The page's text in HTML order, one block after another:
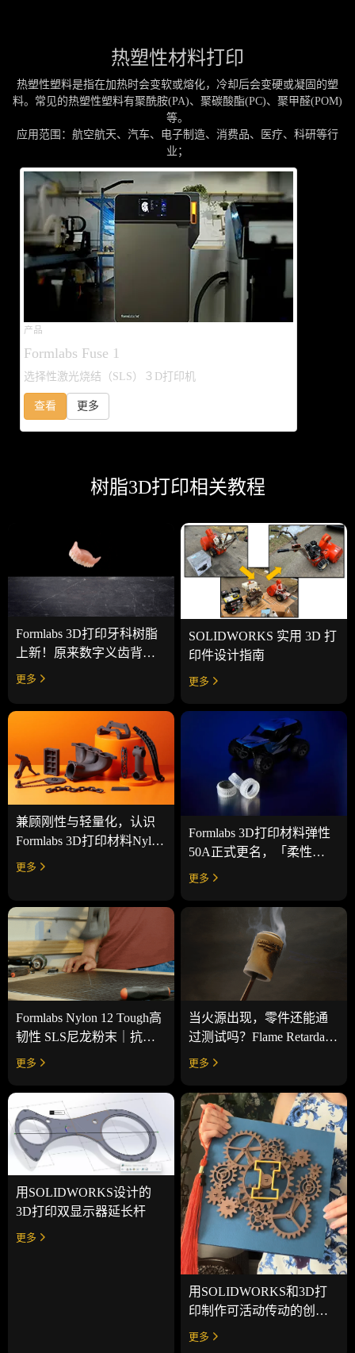
热塑性材料打印
热塑性塑料是指在加热时会变软或熔化，冷却后会变硬或凝固的塑
料。常见的热塑性塑料有聚酰胺(PA)、聚碳酸酯(PC)、聚甲醛(POM)
等。
应用范围：航空航天、汽车、电子制造、消费品、医疗、科研等行
业；
产品
Formlabs Fuse 1
选择性激光烧结（SLS）３D打印机
查看 更多
树脂3D打印相关教程
Formlabs 3D打印牙科树脂
上新！原来数字义齿背后
藏着这些学问
更多
SOLIDWORKS 实用 3D 打
印件设计指南
更多
兼顾刚性与轻量化，认识
Formlabs 3D打印材料Nylon
11 CF碳纤维增强粉末
更多
Formlabs 3D打印材料弹性
50A正式更名，「柔性
50A」来了！
更多
Formlabs Nylon 12 Tough高
韧性 SLS尼龙粉末｜抗开
裂低翘曲打印材料
更多
当火源出现，零件还能通
过测试吗？Flame Retardant
Resin阻燃树脂
更多
用SOLIDWORKS设计的
3D打印双显示器延长杆
更多
用SOLIDWORKS和3D打
印制作可活动传动的创意
学生毕业帽
更多